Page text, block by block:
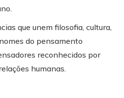
que unem filosofia, cultura,
do pensamento
reconhecidos por
humanas.